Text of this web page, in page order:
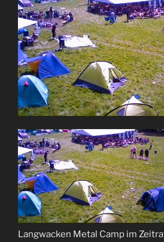
Langwacken Metal Camp im